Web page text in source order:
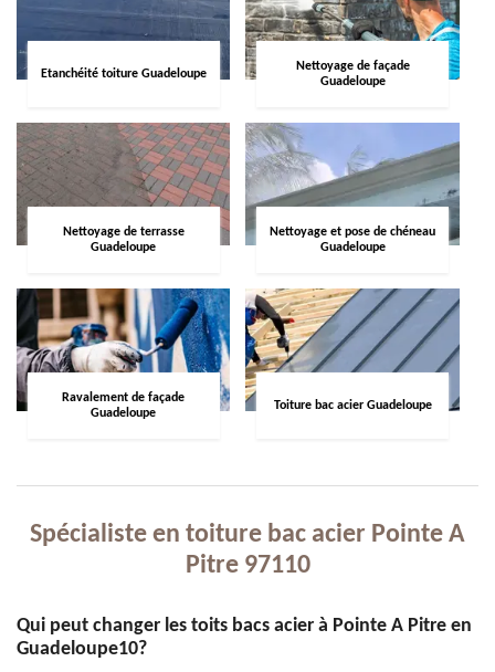
Etanchéité toiture Guadeloupe
Nettoyage de façade
Guadeloupe
Nettoyage de terrasse
Guadeloupe
Nettoyage et pose de chéneau
Guadeloupe
Ravalement de façade
Guadeloupe
Toiture bac acier Guadeloupe
Spécialiste en toiture bac acier Pointe A
Pitre 97110
Qui peut changer les toits bacs acier à Pointe A Pitre en
Guadeloupe10?